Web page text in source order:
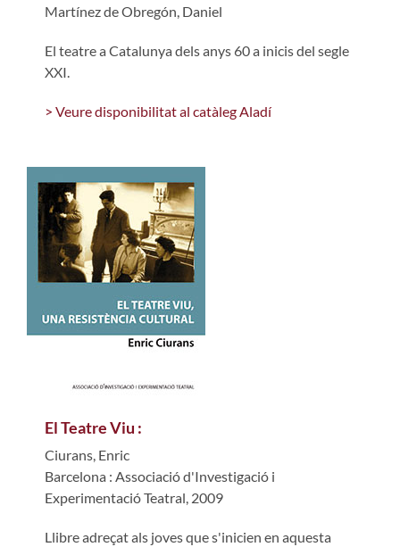
Martínez de Obregón, Daniel
El teatre a Catalunya dels anys 60 a inicis del segle
XXI.
> Veure disponibilitat al catàleg Aladí
El Teatre Viu :
Ciurans, Enric
Barcelona : Associació d'Investigació i
Experimentació Teatral, 2009
Llibre adreçat als joves que s'inicien en aquesta